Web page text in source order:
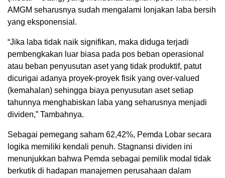
AMGM seharusnya sudah mengalami lonjakan laba bersih
yang eksponensial.
“Jika laba tidak naik signifikan, maka diduga terjadi
pembengkakan luar biasa pada pos beban operasional
atau beban penyusutan aset yang tidak produktif, patut
dicurigai adanya proyek-proyek fisik yang over-valued
(kemahalan) sehingga biaya penyusutan aset setiap
tahunnya menghabiskan laba yang seharusnya menjadi
dividen,” Tambahnya.
Sebagai pemegang saham 62,42%, Pemda Lobar secara
logika memiliki kendali penuh. Stagnansi dividen ini
menunjukkan bahwa Pemda sebagai pemilik modal tidak
berkutik di hadapan manajemen perusahaan dalam